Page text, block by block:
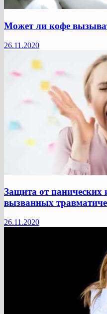
Может ли кофе
26.11.2020
Защита от панических
вызванных
26.11.2020